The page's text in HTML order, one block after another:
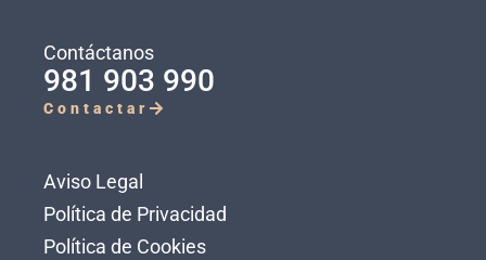
Contáctanos
981 903 990
Contactar
Aviso Legal
Política de Privacidad
Política de Cookies